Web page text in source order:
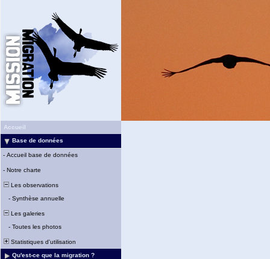
Accueil
Base de données
- Accueil base de données
- Notre charte
Les observations
- Synthèse annuelle
Les galeries
- Toutes les photos
Statistiques d'utilisation
Qu'est-ce que la migration ?